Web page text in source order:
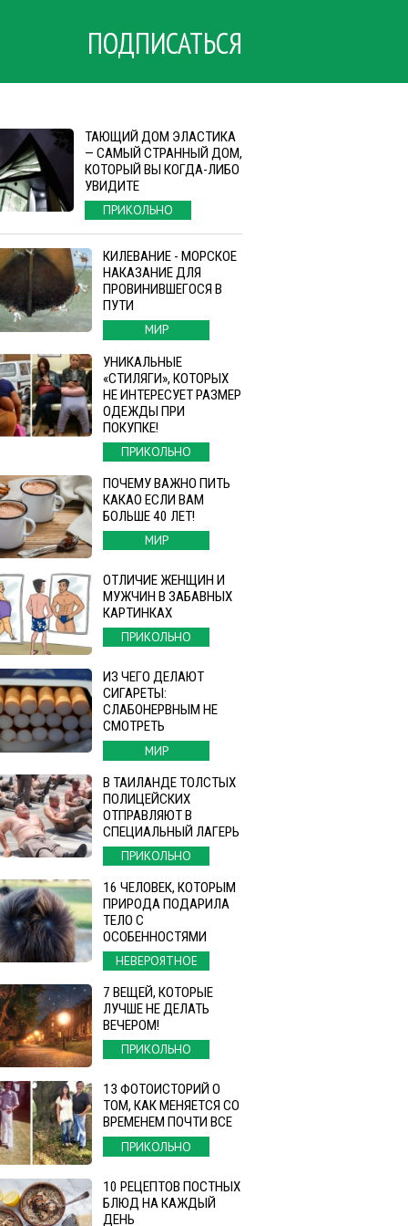
ПОДПИСАТЬСЯ
ТАЮЩИЙ ДОМ ЭЛАСТИКА
— САМЫЙ СТРАННЫЙ ДОМ,
КОТОРЫЙ ВЫ КОГДА-ЛИБО
УВИДИТЕ
ПРИКОЛЬНО
КИЛЕВАНИЕ - МОРСКОЕ
НАКАЗАНИЕ ДЛЯ
ПРОВИНИВШЕГОСЯ В
ПУТИ
МИР
УНИКАЛЬНЫЕ
«СТИЛЯГИ», КОТОРЫХ
НЕ ИНТЕРЕСУЕТ РАЗМЕР
ОДЕЖДЫ ПРИ
ПОКУПКЕ!
ПРИКОЛЬНО
ПОЧЕМУ ВАЖНО ПИТЬ
КАКАО ЕСЛИ ВАМ
БОЛЬШЕ 40 ЛЕТ!
МИР
ОТЛИЧИЕ ЖЕНЩИН И
МУЖЧИН В ЗАБАВНЫХ
КАРТИНКАХ
ПРИКОЛЬНО
ИЗ ЧЕГО ДЕЛАЮТ
СИГАРЕТЫ:
СЛАБОНЕРВНЫМ НЕ
СМОТРЕТЬ
МИР
В ТАИЛАНДЕ ТОЛСТЫХ
ПОЛИЦЕЙСКИХ
ОТПРАВЛЯЮТ В
СПЕЦИАЛЬНЫЙ ЛАГЕРЬ
ПРИКОЛЬНО
16 ЧЕЛОВЕК, КОТОРЫМ
ПРИРОДА ПОДАРИЛА
ТЕЛО С
ОСОБЕННОСТЯМИ
НЕВЕРОЯТНОЕ
7 ВЕЩЕЙ, КОТОРЫЕ
ЛУЧШЕ НЕ ДЕЛАТЬ
ВЕЧЕРОМ!
ПРИКОЛЬНО
13 ФОТОИСТОРИЙ О
ТОМ, КАК МЕНЯЕТСЯ СО
ВРЕМЕНЕМ ПОЧТИ ВСЕ
ПРИКОЛЬНО
10 РЕЦЕПТОВ ПОСТНЫХ
БЛЮД НА КАЖДЫЙ
ДЕНЬ